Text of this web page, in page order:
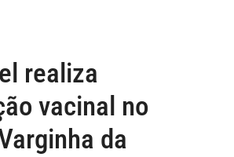
realiza
vacinal no
da